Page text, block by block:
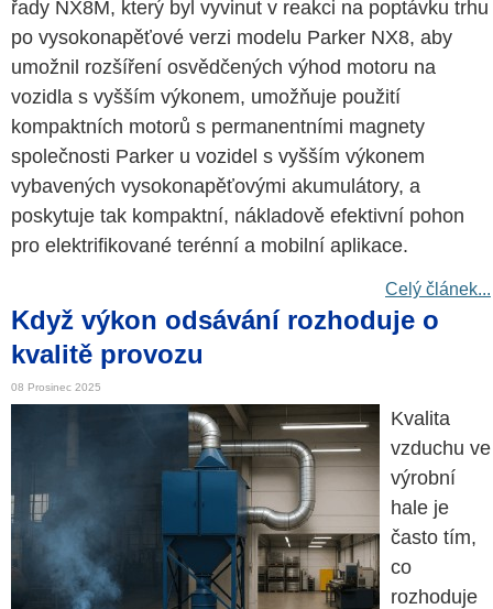
řady NX8M, který byl vyvinut v reakci na poptávku trhu
po vysokonapěťové verzi modelu Parker NX8, aby
umožnil rozšíření osvědčených výhod motoru na
vozidla s vyšším výkonem, umožňuje použití
kompaktních motorů s permanentními magnety
společnosti Parker u vozidel s vyšším výkonem
vybavených vysokonapěťovými akumulátory, a
poskytuje tak kompaktní, nákladově efektivní pohon
pro elektrifikované terénní a mobilní aplikace.
Celý článek...
Když výkon odsávání rozhoduje o
kvalitě provozu
08 Prosinec 2025
Kvalita
vzduchu ve
výrobní
hale je
často tím,
co
rozhoduje